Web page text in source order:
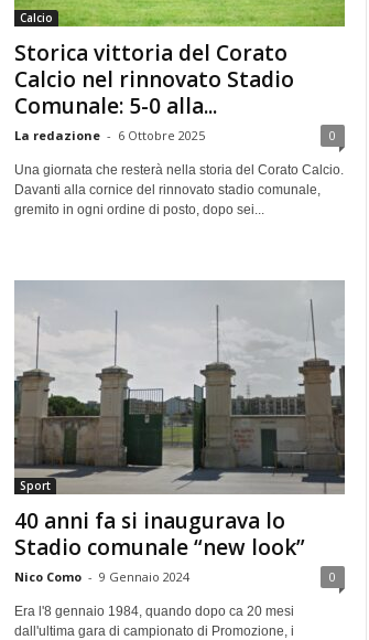
Calcio
Storica vittoria del Corato
Calcio nel rinnovato Stadio
Comunale: 5-0 alla...
La redazione - 6 Ottobre 2025 0
Una giornata che resterà nella storia del Corato Calcio.
Davanti alla cornice del rinnovato stadio comunale,
gremito in ogni ordine di posto, dopo sei...
Sport
40 anni fa si inaugurava lo
Stadio comunale “new look”
Nico Como - 9 Gennaio 2024 0
Era l'8 gennaio 1984, quando dopo ca 20 mesi
dall'ultima gara di campionato di Promozione, i